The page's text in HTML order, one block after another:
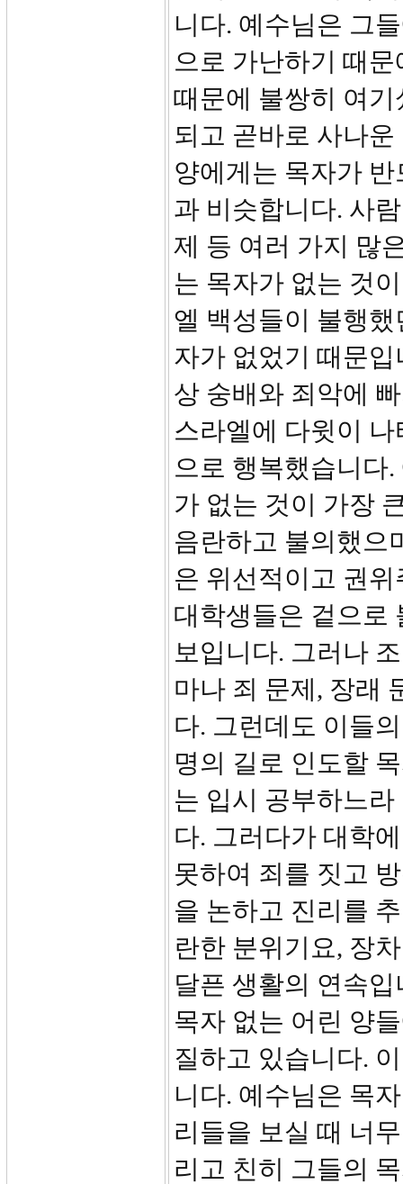
니다. 예수님은 그
으로 가난하기 때
때문에 불쌍히 여
되고 곧바로 사나
양에게는 목자가
과 비슷합니다. 사
제 등 여러 가지 많
는 목자가 없는 것
엘 백성들이 불행
자가 없었기 때문
상 숭배와 죄악에
스라엘에 다윗이
으로 행복했습니다
가 없는 것이 가장
음란하고 불의했으
은 위선적이고 권
대학생들은 겉으로
보입니다. 그러나
마나 죄 문제, 장래
다. 그런데도 이들
명의 길로 인도할
는 입시 공부하느
다. 그러다가 대학
못하여 죄를 짓고
을 논하고 진리를
란한 분위기요, 장
달픈 생활의 연속
목자 없는 어린 양
질하고 있습니다.
니다. 예수님은 목
리들을 보실 때 너
리고 친히 그들의